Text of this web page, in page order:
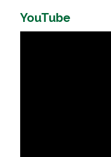
YouTube